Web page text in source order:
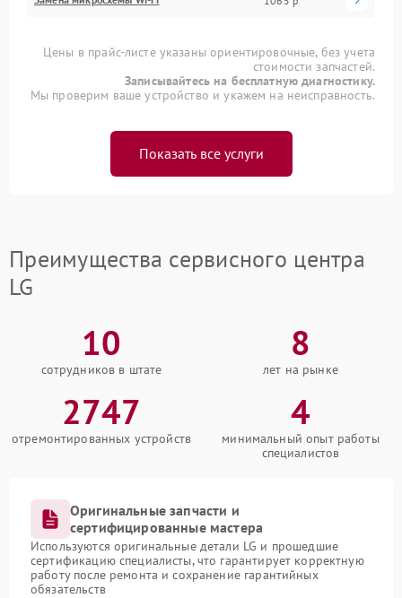
Цены в прайс-листе указаны ориентировочные, без учета
стоимости запчастей.
Записывайтесь на бесплатную диагностику.
Мы проверим ваше устройство и укажем на неисправность.
Показать все услуги
Преимущества сервисного центра
LG
10
сотрудников в штате
8
лет на рынке
2747
отремонтированных устройств
4
минимальный опыт работы
специалистов
Оригинальные запчасти и
сертифицированные мастера
Используются оригинальные детали LG и прошедшие
сертификацию специалисты, что гарантирует корректную
работу после ремонта и сохранение гарантийных
обязательств